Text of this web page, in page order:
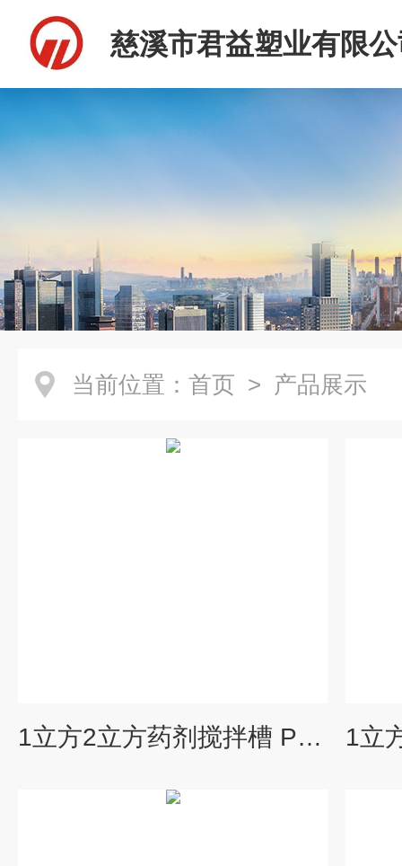
慈溪市君益塑业有限
当前位置： 首页 > 产品展示
1立方2立方药剂搅拌槽 PE材质